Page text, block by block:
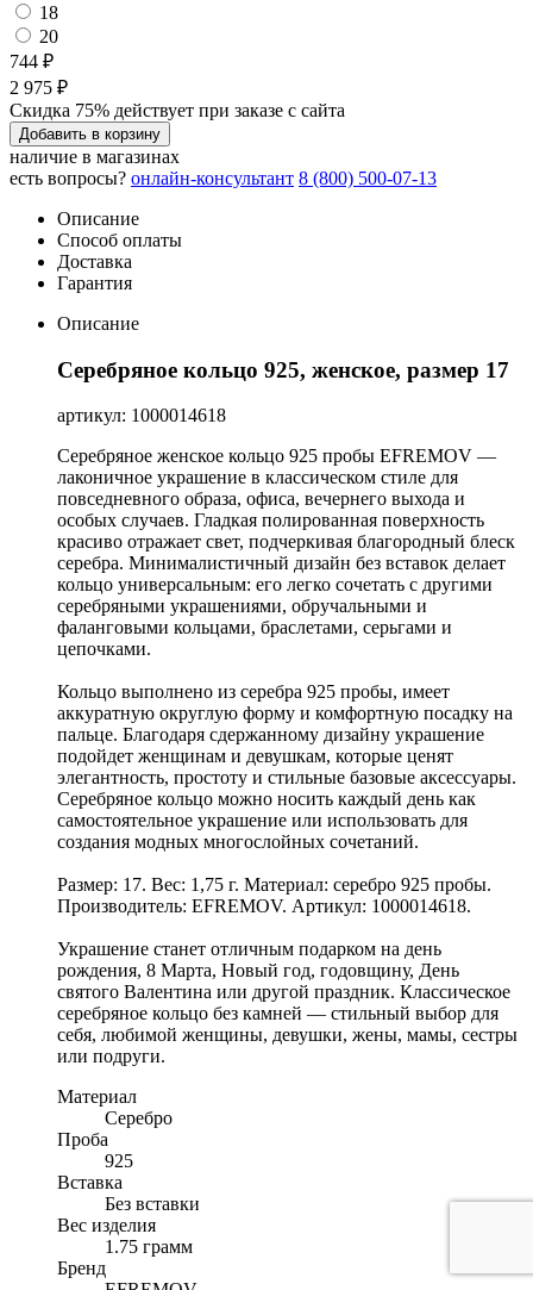
18
20
744 ₽
2 975 ₽
Скидка 75% действует при заказе с сайта
Добавить в корзину
наличие в магазинах
есть вопросы? онлайн-консультант 8 (800) 500-07-13
Описание
Способ оплаты
Доставка
Гарантия
Описание
Серебряное кольцо 925, женское, размер 17
артикул: 1000014618
Серебряное женское кольцо 925 пробы EFREMOV —
лаконичное украшение в классическом стиле для
повседневного образа, офиса, вечернего выхода и
особых случаев. Гладкая полированная поверхность
красиво отражает свет, подчеркивая благородный блеск
серебра. Минималистичный дизайн без вставок делает
кольцо универсальным: его легко сочетать с другими
серебряными украшениями, обручальными и
фаланговыми кольцами, браслетами, серьгами и
цепочками.
Кольцо выполнено из серебра 925 пробы, имеет
аккуратную округлую форму и комфортную посадку на
пальце. Благодаря сдержанному дизайну украшение
подойдет женщинам и девушкам, которые ценят
элегантность, простоту и стильные базовые аксессуары.
Серебряное кольцо можно носить каждый день как
самостоятельное украшение или использовать для
создания модных многослойных сочетаний.
Размер: 17. Вес: 1,75 г. Материал: серебро 925 пробы.
Производитель: EFREMOV. Артикул: 1000014618.
Украшение станет отличным подарком на день
рождения, 8 Марта, Новый год, годовщину, День
святого Валентина или другой праздник. Классическое
серебряное кольцо без камней — стильный выбор для
себя, любимой женщины, девушки, жены, мамы, сестры
или подруги.
Материал
Серебро
Проба
925
Вставка
Без вставки
Вес изделия
1.75 грамм
Бренд